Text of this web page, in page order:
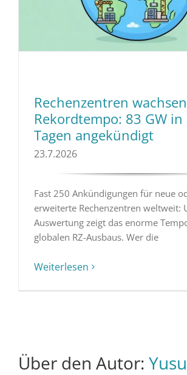
Rechenzentren
Rekordtempo: 83 GW in
Tagen angekündigt
23.7.2026
Fast 250 Ankündigungen für neue
erweiterte Rechenzentren weltweit:
Auswertung zeigt das enorme
globalen RZ-Ausbaus. Wer die
Weiterlesen
Über den Autor: